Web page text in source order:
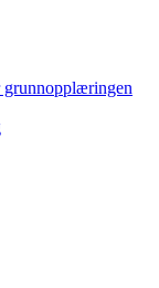
grunnopplæringen